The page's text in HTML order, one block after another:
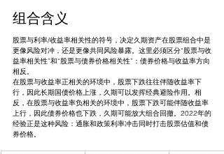
组合含义
股票与利率/收益率相关性的符号，决定久期资产在股票组合中是
更像风险对冲，还是更像共同风险暴露。这里必须区分“股票与收
益率相关性”和“股票与债券价格相关性”：债券价格与收益率方向
相反。
在股票与收益率正相关的环境中，股票下跌往往伴随收益率下
行，因此长期国债价格上涨，久期可以发挥经典避险作用。相
反，在股票与收益率负相关的环境中，股票下跌可能伴随收益率
上行，因此债券价格也下跌，久期可能放大组合回撤。2022年的
经验正是这种风险：通胀和政策利率冲击同时打击股票估值和债
券价格。